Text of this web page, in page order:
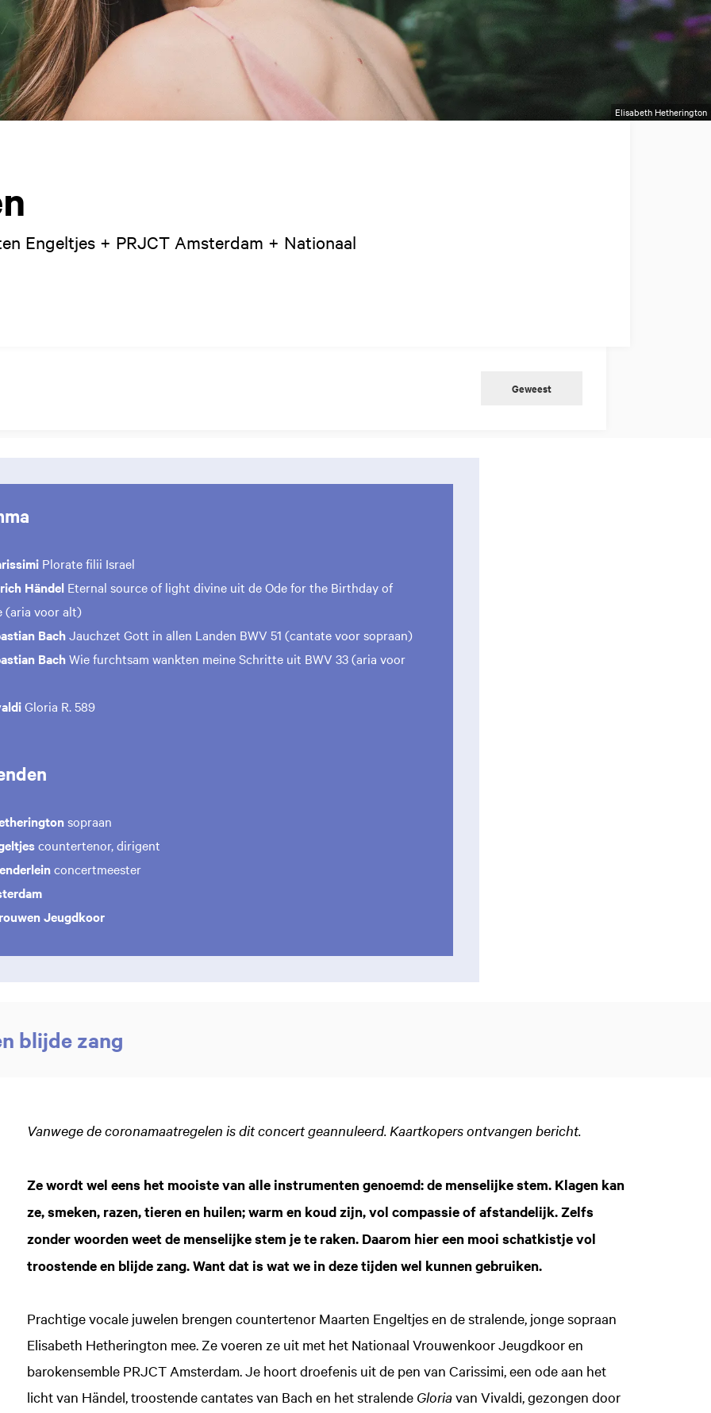
Elisabeth Hetherington
Engeltjes + PRJCT Amsterdam + Nationaal
Geweest
Plorate filii Israel
Händel Eternal source of light divine uit de Ode for the Birthday of
(aria voor alt)
BachJauchzet Gott in allen Landen BWV 51 (cantate voor sopraan)
BachWie furchtsam wankten meine Schritte uit BWV 33 (aria voor
Gloria R. 589
sopraan
countertenor, dirigent
concertmeester
Jeugdkoor
blijde zang
Vanwege de coronamaatregelen is dit concert geannuleerd. Kaartkopers ontvangen bericht.
Ze wordt wel eens het mooiste van alle instrumenten genoemd: de menselijke stem. Klagen kan
ze, smeken, razen, tieren en huilen; warm en koud zijn, vol compassie of afstandelijk. Zelfs
zonder woorden weet de menselijke stem je te raken. Daarom hier een mooi schatkistje vol
troostende en blijde zang. Want dat is wat we in deze tijden wel kunnen gebruiken.
Prachtige vocale juwelen brengen countertenor Maarten Engeltjes en de stralende, jonge sopraan
Elisabeth Hetherington mee. Ze voeren ze uit met het Nationaal Vrouwenkoor Jeugdkoor en
barokensemble PRJCT Amsterdam. Je hoort droefenis uit de pen van Carissimi, een ode aan het
licht van Händel, troostende cantates van Bach en het stralende Gloriavan Vivaldi, gezongen door